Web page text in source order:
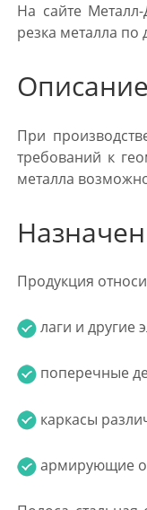
На сайте
резка металла по
При
требований к
металла
Продукция
лаги и другие
поперечные
каркасы
армирующие